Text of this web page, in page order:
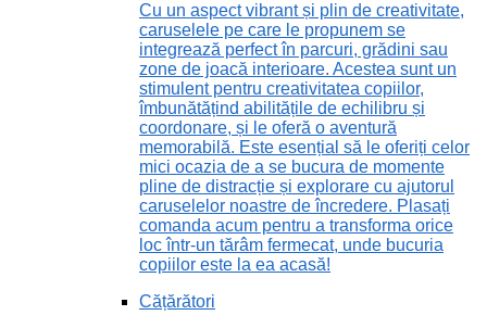
Cu un aspect vibrant și plin de creativitate,
caruselele pe care le propunem se
integrează perfect în parcuri, grădini sau
zone de joacă interioare. Acestea sunt un
stimulent pentru creativitatea copiilor,
îmbunătățind abilitățile de echilibru și
coordonare, și le oferă o aventură
memorabilă. Este esențial să le oferiți celor
mici ocazia de a se bucura de momente
pline de distracție și explorare cu ajutorul
caruselelor noastre de încredere. Plasați
comanda acum pentru a transforma orice
loc într-un tărâm fermecat, unde bucuria
copiilor este la ea acasă!
Cățărători